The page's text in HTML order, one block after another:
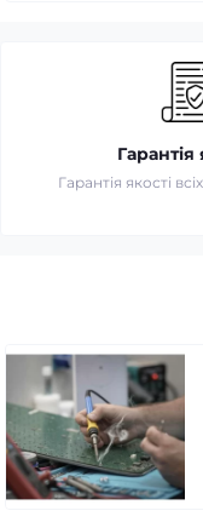
Гарантія
Гарантія якості